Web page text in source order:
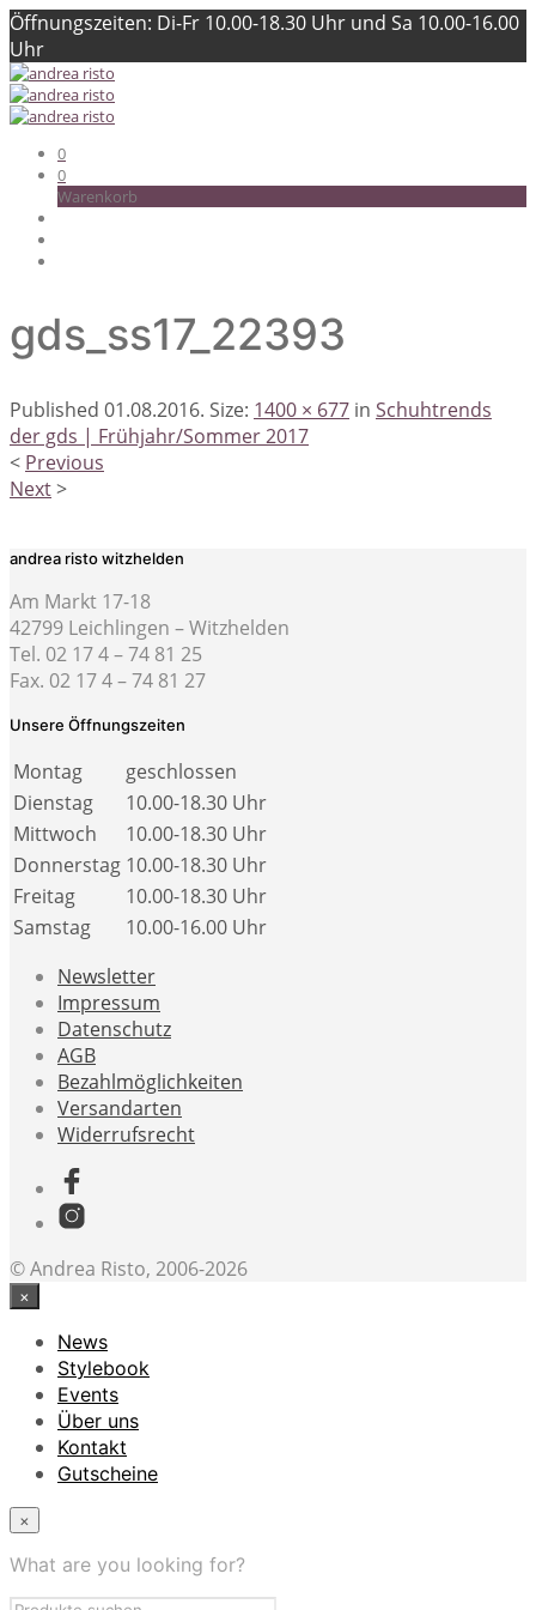
Öffnungszeiten: Di-Fr 10.00-18.30 Uhr und Sa 10.00-16.00
Uhr
0
0
Warenkorb
gds_ss17_22393
Published 01.08.2016. Size: 1400 × 677 in Schuhtrends
der gds | Frühjahr/Sommer 2017
< Previous
Next>
andrea risto witzhelden
Am Markt 17-18
42799 Leichlingen – Witzhelden
Tel. 02 17 4 – 74 81 25
Fax. 02 17 4 – 74 81 27
Unsere Öffnungszeiten
Montag
geschlossen
Dienstag
10.00-18.30 Uhr
Mittwoch
10.00-18.30 Uhr
Donnerstag 10.00-18.30 Uhr
Freitag
10.00-18.30 Uhr
Samstag
10.00-16.00 Uhr
Newsletter
Impressum
Datenschutz
AGB
Bezahlmöglichkeiten
Versandarten
Widerrufsrecht
© Andrea Risto, 2006-2026
×
News
Stylebook
Events
Über uns
Kontakt
Gutscheine
×
What are you looking for?